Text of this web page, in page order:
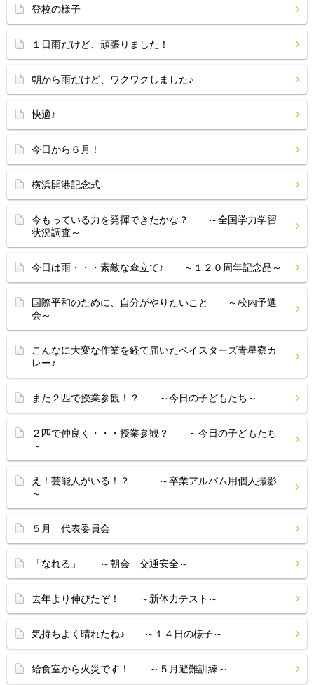
登校の様子
１日雨だけど、頑張りました！
朝から雨だけど、ワクワクしました♪
快適♪
今日から６月！
横浜開港記念式
今もっている力を発揮できたかな？ ～全国学力学習
状況調査～
今日は雨・・・素敵な傘立て♪ ～１２０周年記念品～
国際平和のために、自分がやりたいこと ～校内予選
会～
こんなに大変な作業を経て届いたベイスターズ青星寮カ
レー♪
また２匹で授業参観！？ ～今日の子どもたち～
２匹で仲良く・・・授業参観？ ～今日の子どもたち
～
え！芸能人がいる！？ ～卒業アルバム用個人撮影
～
５月 代表委員会
「なれる」 ～朝会 交通安全～
去年より伸びたぞ！ ～新体力テスト～
気持ちよく晴れたね♪ ～１４日の様子～
給食室から火災です！ ～５月避難訓練～